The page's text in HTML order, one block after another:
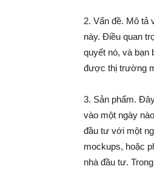
2. Vấn đề. Mô tả
này. Điều quan
quyết nó, và bạn
được thị trường
3. Sản phẩm.
vào một ngày
đầu tư với một
mockups, hoặc
nhà đầu tư.